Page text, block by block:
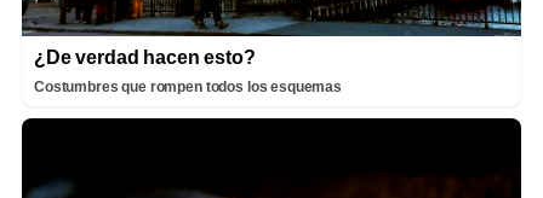
¿De verdad hacen esto?
Costumbres que rompen todos los esquemas